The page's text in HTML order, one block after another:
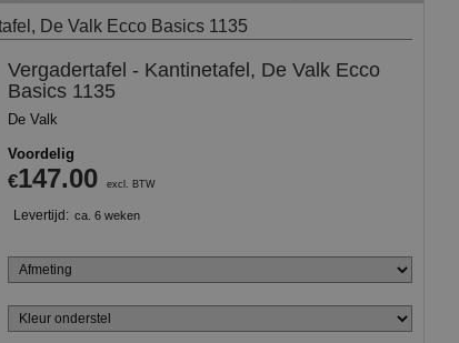
De Valk Ecco Basics 1135
Vergadertafel - Kantinetafel, De Valk Ecco
Basics 1135
De Valk
Voordelig
€147.00 excl. BTW
Levertijd: ca. 6 weken